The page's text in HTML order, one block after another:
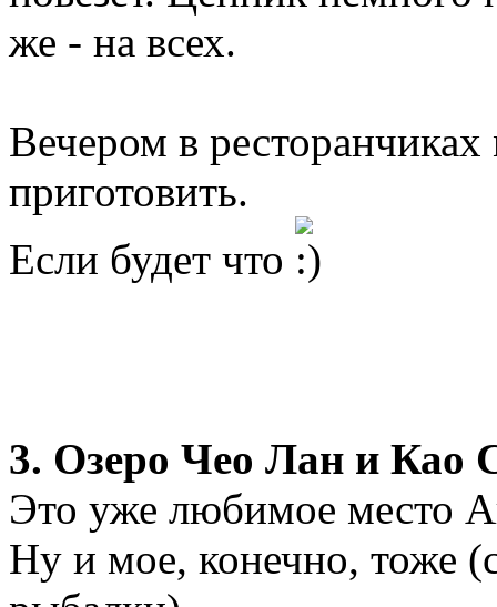
же - на всех.
Вечером в
приготовить.
Если будет что
3. Озеро Чео Лан и Као
Это уже любимое место
Ну и мое, конечно, тоже